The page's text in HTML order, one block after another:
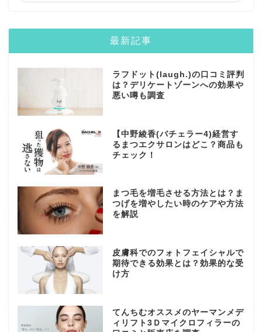
最新記事
ラフドット(laugh.)の口コミ評判
は？デリケートゾーンへの効果や
悪い噂も調査
【中野綾香(バチェラー4)経営す
るまつエクサロンはどこ？商品も
チェック！
まつ毛を増毛させる方法とは？ま
つげを増やしたい時のケアや方法
を解説
皮膚科でのフォトフェイシャルで
期待できる効果とは？効果的な受
け方
てんちむオススメのヤーマンメデ
ィリフト3Ｄマイクロフィラーの